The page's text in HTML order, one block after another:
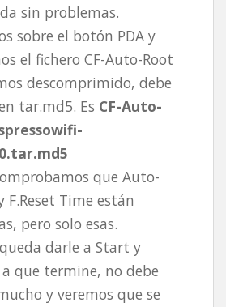
sin problemas.
sobre el botón PDA y
el fichero CF-Auto-Root
descomprimido, debe
tar.md5. Es CF-Auto-
que Auto-
F.Reset Time están
pero solo esas.
darle a Start y
que termine, no debe
y veremos que se